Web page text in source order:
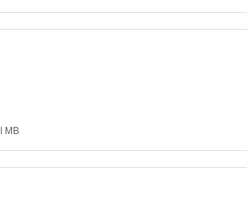
الحجم: 50.00 MB